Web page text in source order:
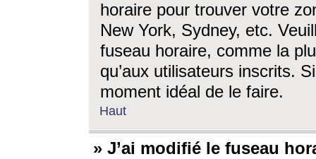
horaire pour trouver votre
New York, Sydney, etc.
fuseau horaire, comme la
qu’aux utilisateurs inscrits.
moment idéal de le faire.
Haut
» J’ai modifié le fuseau